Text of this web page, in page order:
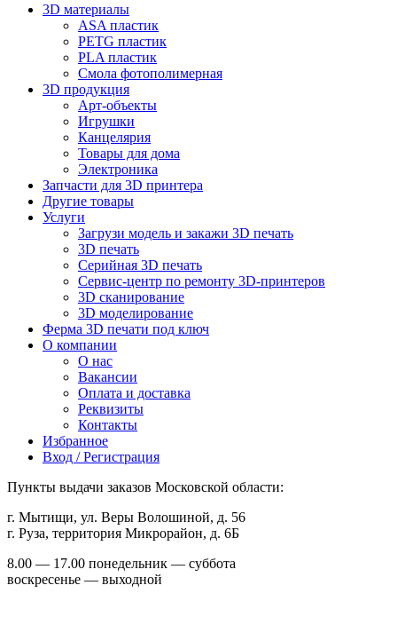
3D материалы
ASA пластик
PETG пластик
PLA пластик
Смола фотополимерная
3D продукция
Арт-объекты
Игрушки
Канцелярия
Товары для дома
Электроника
Запчасти для 3D принтера
Другие товары
Услуги
Загрузи модель и закажи 3D печать
3D печать
Серийная 3D печать
Сервис-центр по ремонту 3D-принтеров
3D сканирование
3D моделирование
Ферма 3D печати под ключ
О компании
О нас
Вакансии
Оплата и доставка
Реквизиты
Контакты
Избранное
Вход / Регистрация
Пункты выдачи заказов Московской области:
г. Мытищи, ул. Веры Волошиной, д. 56
г. Руза, территория Микрорайон, д. 6Б
8.00 — 17.00 понедельник — суббота
воскресенье — выходной